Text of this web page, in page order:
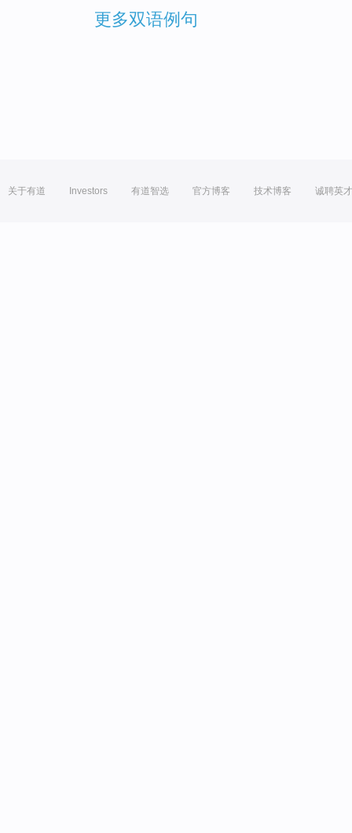
更多双语例句
关于有道 Investors 有道智选 官方博客 技术博客 诚聘英才